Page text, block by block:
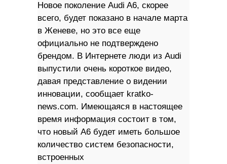
Новое поколение Audi A6, скорее
всего, будет показано в начале марта
в Женеве, но это все еще
официально не подтверждено
брендом. В Интернете люди из Audi
выпустили очень короткое видео,
давая представление о видении
инновации, сообщает kratko-
news.com. Имеющаяся в настоящее
время информация состоит в том,
что новый A6 будет иметь большое
количество систем безопасности,
встроенных